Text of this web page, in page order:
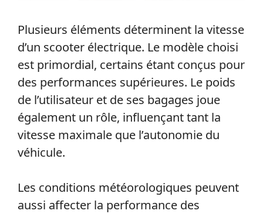
Plusieurs éléments déterminent la vitesse
d’un scooter électrique. Le modèle choisi
est primordial, certains étant conçus pour
des performances supérieures. Le poids
de l’utilisateur et de ses bagages joue
également un rôle, influençant tant la
vitesse maximale que l’autonomie du
véhicule.
Les conditions météorologiques peuvent
aussi affecter la performance des